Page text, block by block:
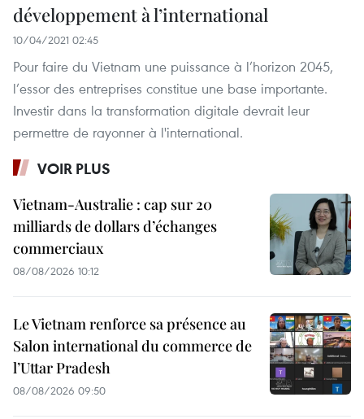
développement à l’international
10/04/2021 02:45
Pour faire du Vietnam une puissance à l’horizon 2045,
l’essor des entreprises constitue une base importante.
Investir dans la transformation digitale devrait leur
permettre de rayonner à l'international.
VOIR PLUS
Vietnam-Australie : cap sur 20
milliards de dollars d’échanges
commerciaux
08/08/2026 10:12
Le Vietnam renforce sa présence au
Salon international du commerce de
l’Uttar Pradesh
08/08/2026 09:50